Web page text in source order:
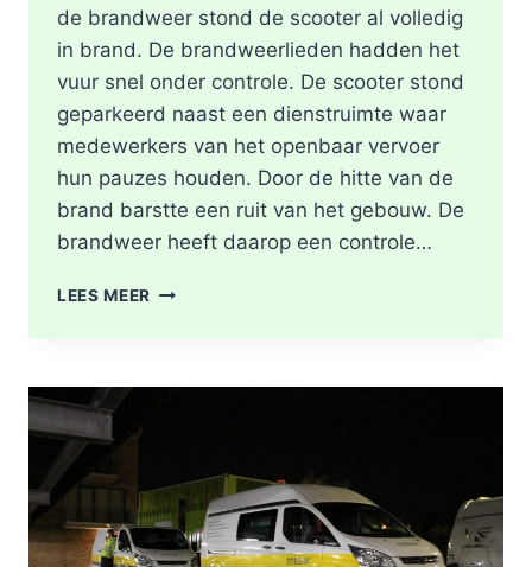
de brandweer stond de scooter al volledig
in brand. De brandweerlieden hadden het
vuur snel onder controle. De scooter stond
geparkeerd naast een dienstruimte waar
medewerkers van het openbaar vervoer
hun pauzes houden. Door de hitte van de
brand barstte een ruit van het gebouw. De
brandweer heeft daarop een controle…
LEES MEER SCOOTER
BIJ
IN
ROTTERDAM